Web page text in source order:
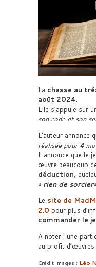
La chasse au
août 2024
Elle s’appuie sur
son code et son
L’auteur annonce
réalisée pour 4
Il annonce que le
œuvre beaucoup
déduction ,
« rien de sorcier« .
Le site de
2.0 pour plus
commander le
A noter : une
au profit d’œuvres
Crédit images : Léo